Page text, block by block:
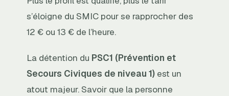
s’éloigne du SMIC pour se rapprocher des
12 € ou 13 € de l’heure.
La détention du PSC1 (Prévention et
Secours Civiques de niveau 1) est un
atout majeur. Savoir que la personne